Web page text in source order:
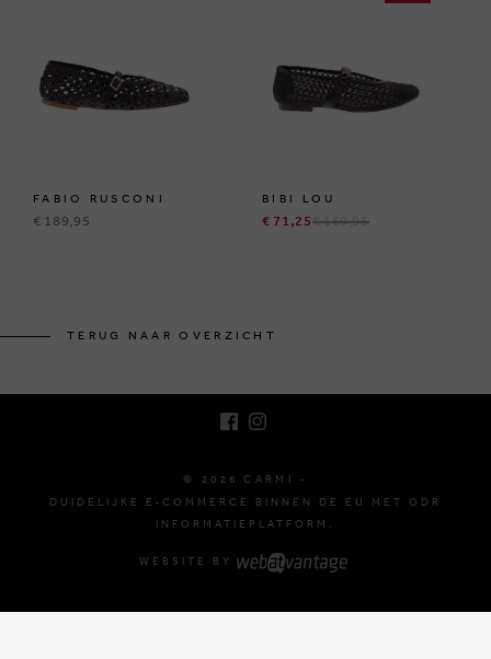
FABIO RUSCONI
€ 189,95
BIBI LOU
€ 71,25€ 169,95
TERUG NAAR OVERZICHT
© 2026 CARMI -
DUIDELIJKE E-COMMERCE BINNEN DE EU MET ODR
INFORMATIEPLATFORM.
WEBSITE BY